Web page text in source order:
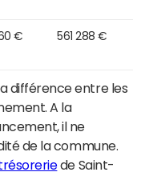
€ 561 288 €
différence entre les
A la
il ne
de la commune.
de Saint-